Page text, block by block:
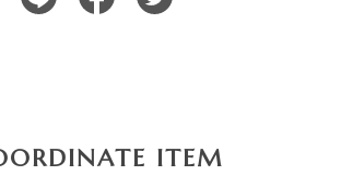
ITEM